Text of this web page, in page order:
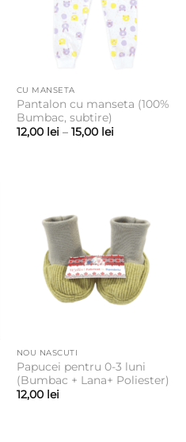
CU MANSETA
Pantalon cu manseta (100%
Bumbac, subtire)
12,00 lei – 15,00 leiInterval
NOU NASCUTI
Papucei pentru 0-3 luni
(Bumbac + Lana+ Poliester)
12,00 lei